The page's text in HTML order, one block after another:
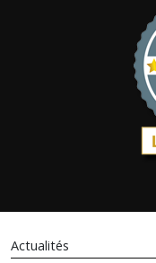
Actualités